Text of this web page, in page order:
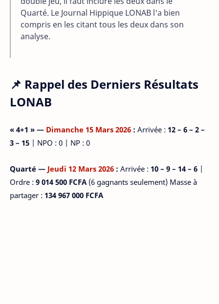
Quarté. Le Journal Hippique LONAB l'a bien
compris en les citant tous les deux dans son
analyse.
📌 Rappel des Derniers Résultats
LONAB
« 4+1 » — Dimanche 15 Mars 2026 : Arrivée : 12 – 6 – 2 –
3 – 15 | NPO : 0 | NP : 0
Quarté — Jeudi 12 Mars 2026 : Arrivée : 10 – 9 – 14 – 6 |
Ordre : 9 014 500 FCFA (6 gagnants seulement) Masse à
partager : 134 967 000 FCFA